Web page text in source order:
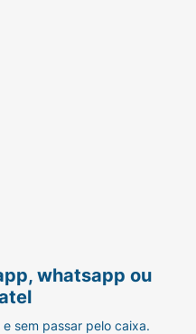
whatsapp ou
sem passar pelo caixa.